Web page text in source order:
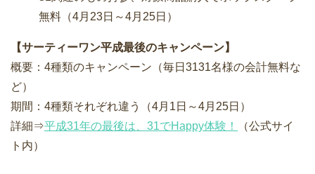
無料（4月23日～4月25日）
【サーティーワン平成最後のキャンペーン】
概要：4種類のキャンペーン（毎日3131名様の会計無料な
ど）
期間：4種類それぞれ違う（4月1日～4月25日）
詳細⇒平成31年の最後は、31でHappy体験！
（公式サイ
ト内）